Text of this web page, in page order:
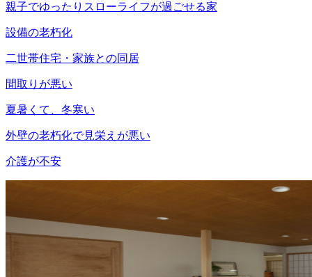
親子でゆったりスローライフが過ごせる家
設備の老朽化
二世帯住宅・家族との同居
間取りが悪い
夏暑くて、冬寒い
外壁の老朽化で見栄えが悪い
介護が不安